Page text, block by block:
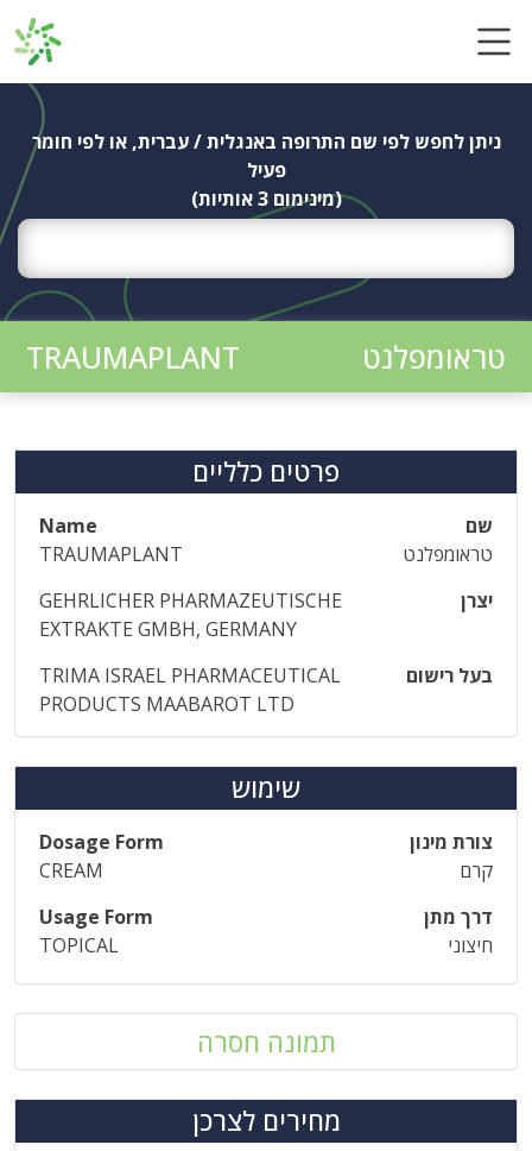
ניתן לחפש לפי שם התרופה באנגלית / עברית, או לפי חומר
פעיל
(מינימום 3 אותיות)
טראומפלנט TRAUMAPLANT
פרטים כלליים
שם
Name
טראומפלנט
TRAUMAPLANT
יצרן
GEHRLICHER PHARMAZEUTISCHE
EXTRAKTE GMBH, GERMANY
בעל רישום
TRIMA ISRAEL PHARMACEUTICAL
PRODUCTS MAABAROT LTD
שימוש
צורת מינון
Dosage Form
קרם
CREAM
דרך מתן
Usage Form
חיצוני
TOPICAL
תמונה חסרה
מחירים לצרכן